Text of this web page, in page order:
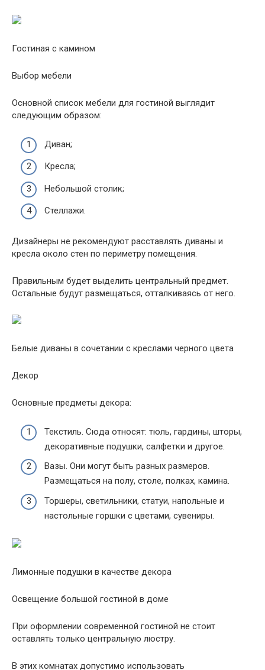
Гостиная с камином
Выбор мебели
Основной список мебели для гостиной выглядит
следующим образом:
Диван;
Кресла;
Небольшой столик;
Стеллажи.
Дизайнеры не рекомендуют расставлять диваны и
кресла около стен по периметру помещения.
Правильным будет выделить центральный предмет.
Остальные будут размещаться, отталкиваясь от него.
Белые диваны в сочетании с креслами черного цвета
Декор
Основные предметы декора:
Текстиль. Сюда относят: тюль, гардины, шторы,
декоративные подушки, салфетки и другое.
Вазы. Они могут быть разных размеров.
Размещаться на полу, столе, полках, камина.
Торшеры, светильники, статуи, напольные и
настольные горшки с цветами, сувениры.
Лимонные подушки в качестве декора
Освещение большой гостиной в доме
При оформлении современной гостиной не стоит
оставлять только центральную люстру.
В этих комнатах допустимо использовать